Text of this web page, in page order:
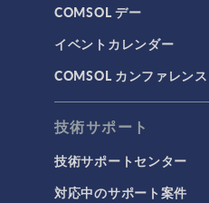
COMSOL デー
イベントカレンダー
COMSOL カンファレンス
技術サポート
技術サポートセンター
対応中のサポート案件